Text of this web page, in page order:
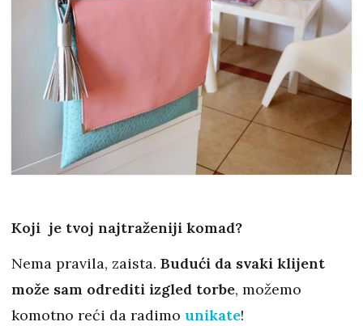
Koji je tvoj najtraženiji komad?
Nema pravila, zaista. Budući da svaki klijent
može sam odrediti izgled torbe, možemo
komotno reći da radimo unikate!